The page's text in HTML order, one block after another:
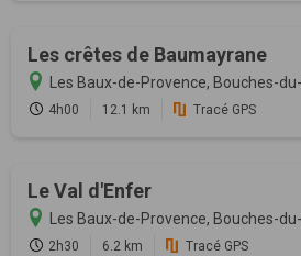
Les crêtes de Baumayrane
Les Baux-de-Provence, Bouches-
4h00 12.1 km Tracé GPS
Le Val d'Enfer
Les Baux-de-Provence, Bouches-
2h30 6.2 km Tracé GPS